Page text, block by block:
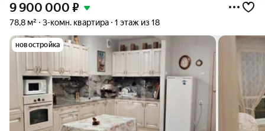
9 900 000 ₽
78,8 м² 3-комн. квартира 1 этаж из 18
новостройка